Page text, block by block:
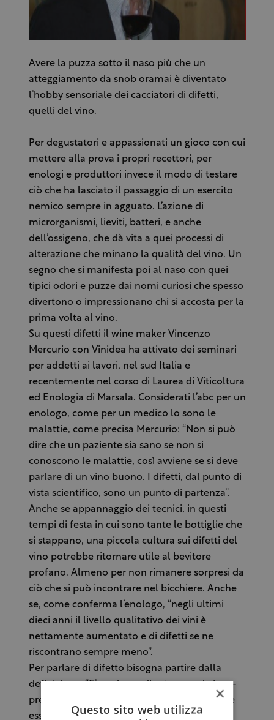
Avere la puzza sotto il naso più che un
atteggiamento da snob oramai è diventato
l’hobby sensoriale dei cacciatori di difetti,
quelli del vino.
Per degustatori e appassionati un gioco con cui
mettere alla prova i propri recettori, per
enologi e produttori invece il modo di testare
ciò che ha lasciato il passaggio di un esercito
nemico sempre in agguato. L’azione di
microrganismi, lieviti, batteri, e anche
dell’ossigeno, che dà vita a quei processi di
alterazione che minano la qualità del vino. Un
segno che si manifesta poi al naso con quei
tipici odori e puzze dai nomi curiosi che spesso
divertono o impressionano chi si accosta per la
prima volta al vino.
Su questi difetti il wine maker Vincenzo
Mercurio con Vinidea ha attivato dei seminari
per addetti ai lavori, nel sud Italia e
recentemente nel corso di Laurea di Viticoltura
ed Enologia di Marsala. Considerati l’abc per un
enologo, come per un medico lo sono le
malattie, come precisa Mercurio: “Non si può
dire che un paziente sia sano se non si
conoscono le malattie, così avviene se si deve
parlare di un vino buono. I difetti, dal punto di
vista scientifico, sono un punto di partenza”.
Anche se appannaggio dei tecnici, in questi
tempi di festa in cui sono tante le bottiglie che
si stappano, una piccola cultura sui difetti del
vino potrebbe ritornare utile al bevitore
profano. Almeno per non rimanere sorpresi da
ciò che si può incontrare nel bicchiere. Anche
se, come conferma l’enologo, “negli ultimi
dieci anni il livello qualitativo dei vini è
nettamente aumentato e di difetti se ne
riscontrano sempre meno”.
Per parlare di difetto bisogna partire dalla
definizione. “E’ qualcosa di estraneo al vino –
precisa Mercurio –. E’ un odore che potrebbe
essere non per forza una puzza”. E porta
×
Questo sito web utilizza